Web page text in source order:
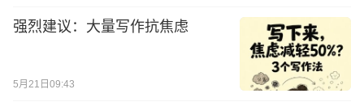
强烈建议：大量写作抗焦虑
5月21日09:43